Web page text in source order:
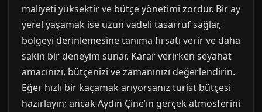
maliyeti yüksektir ve bütçe yönetimi zordur. Bir ay
yerel yaşamak ise uzun vadeli tasarruf sağlar,
bölgeyi derinlemesine tanıma fırsatı verir ve daha
sakin bir deneyim sunar. Karar verirken seyahat
amacınızı, bütçenizi ve zamanınızı değerlendirin.
Eğer hızlı bir kaçamak arıyorsanız turist bütçesi
hazırlayın; ancak Aydın Çine’ın gerçek atmosferini